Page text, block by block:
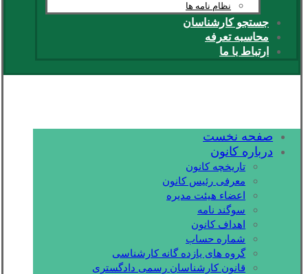
نظام نامه ها
جستجو کارشناسان
محاسبه تعرفه
ارتباط با ما
صفحه نخست
درباره کانون
تاریخچه کانون
معرفی رئیس کانون
اعضاء هیئت مدیره
سوگند نامه
اهداف کانون
شماره حساب
گروه های یازده گانه کارشناسی
قانون کارشناسان رسمی دادگستری